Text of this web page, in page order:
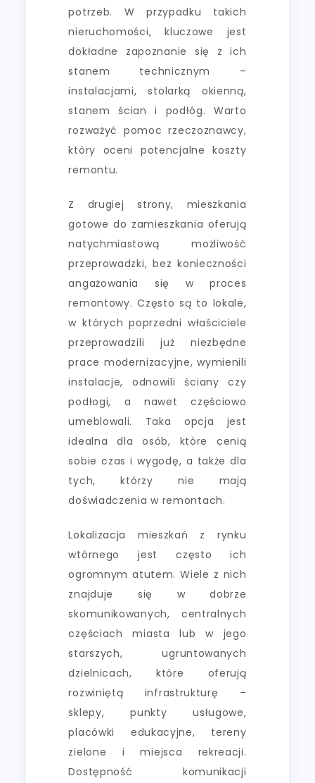
potrzeb. W przypadku takich
nieruchomości, kluczowe jest
dokładne zapoznanie się z ich
stanem technicznym –
instalacjami, stolarką okienną,
stanem ścian i podłóg. Warto
rozważyć pomoc rzeczoznawcy,
który oceni potencjalne koszty
remontu.
Z drugiej strony, mieszkania
gotowe do zamieszkania oferują
natychmiastową możliwość
przeprowadzki, bez konieczności
angażowania się w proces
remontowy. Często są to lokale,
w których poprzedni właściciele
przeprowadzili już niezbędne
prace modernizacyjne, wymienili
instalacje, odnowili ściany czy
podłogi, a nawet częściowo
umeblowali. Taka opcja jest
idealna dla osób, które cenią
sobie czas i wygodę, a także dla
tych, którzy nie mają
doświadczenia w remontach.
Lokalizacja mieszkań z rynku
wtórnego jest często ich
ogromnym atutem. Wiele z nich
znajduje się w dobrze
skomunikowanych, centralnych
częściach miasta lub w jego
starszych, ugruntowanych
dzielnicach, które oferują
rozwiniętą infrastrukturę –
sklepy, punkty usługowe,
placówki edukacyjne, tereny
zielone i miejsca rekreacji.
Dostępność komunikacji